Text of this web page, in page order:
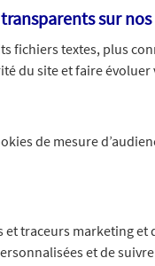
avec votre
vous faire gagner
sur
fichiers textes, plus
du site et faire
de mesure
et traceurs marketing et
et de